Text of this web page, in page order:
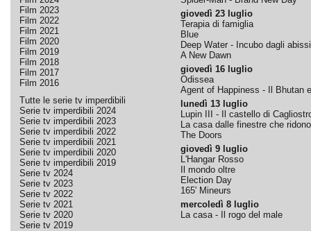
Film 2023
Film 2022
Film 2021
Film 2020
Film 2019
Film 2018
Film 2017
Film 2016
Tutte le serie tv imperdibili
Serie tv imperdibili 2024
Serie tv imperdibili 2023
Serie tv imperdibili 2022
Serie tv imperdibili 2021
Serie tv imperdibili 2020
Serie tv imperdibili 2019
Serie tv 2024
Serie tv 2023
Serie tv 2022
Serie tv 2021
Serie tv 2020
Serie tv 2019
giovedì 23 luglio
Terapia di famiglia
Blue
Deep Water - Incubo dagli abissi
A New Dawn
giovedì 16 luglio
Odissea
Agent of Happiness - Il Bhutan
lunedì 13 luglio
Lupin III - Il castello di
La casa dalle finestre che ridono
The Doors
giovedì 9 luglio
L'Hangar Rosso
Il mondo oltre
Election Day
165' Mineurs
mercoledì 8 luglio
La casa - Il rogo del male